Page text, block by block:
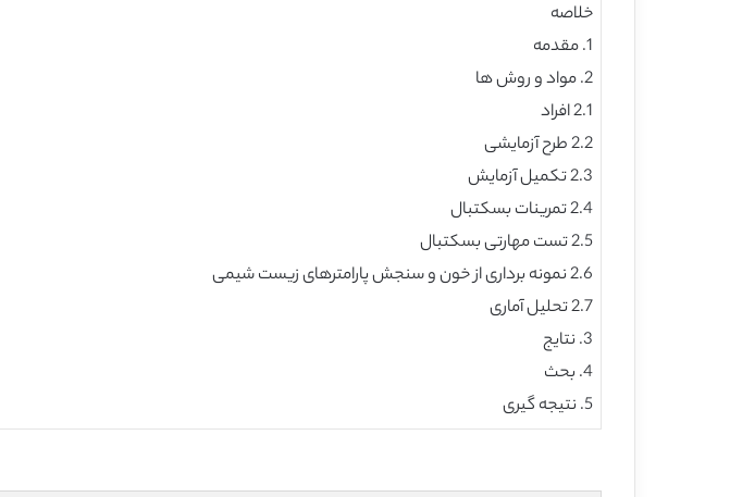
خلاصه
1. مقدمه
2. مواد و روش ها
2.1 افراد
2.2 طرح آزمایشی
2.3 تکمیل آزمایش
2.4 تمرینات بسکتبال
2.5 تست مهارتی بسکتبال
2.6 نمونه برداری از خون و سنجش پارامترهای زیست شیمی
2.7 تحلیل آماری
3. نتایج
4. بحث
5. نتیجه گیری